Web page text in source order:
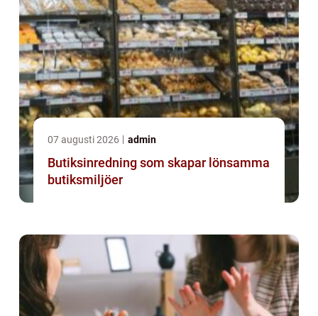
07 augusti 2026 admin
Butiksinredning som skapar lönsamma
butiksmiljöer